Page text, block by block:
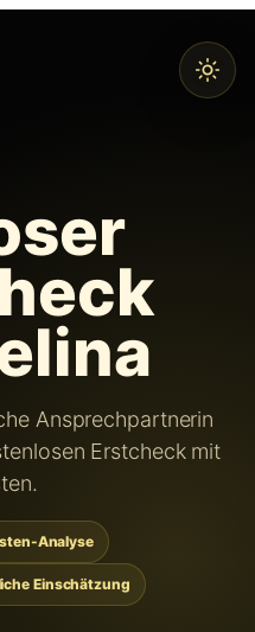
Ansprechpartnerin
Erstcheck mit
Analyse
Einschätzung